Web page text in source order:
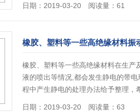
日期：2019-03-20 阅读量：61
橡胶、塑料等一些高绝缘材料振
橡胶、塑料等一些高绝缘材料在生产
液的喷出等情况,都会发生静电的带
程中产生静电的处理办法给予整理
日期：2019-03-20 阅读量：63